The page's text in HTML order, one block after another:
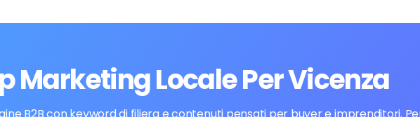
Marketing Locale Per Vicenza